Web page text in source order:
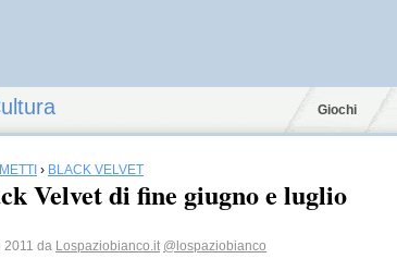
Giochi
› BLACK VELVET
Velvet di fine giugno e luglio
2011 da Lospaziobianco.it @lospaziobianco